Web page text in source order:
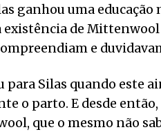
ganhou uma
de
e
Silas quando este
o parto. E desde
que o mesmo não